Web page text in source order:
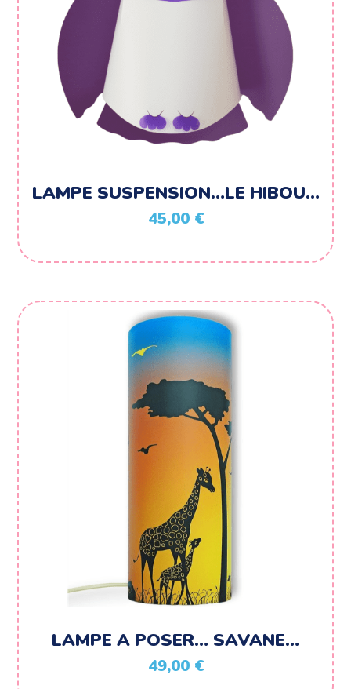
LAMPE SUSPENSION…LE HIBOU…
45,00 €
LAMPE A POSER… SAVANE…
49,00 €